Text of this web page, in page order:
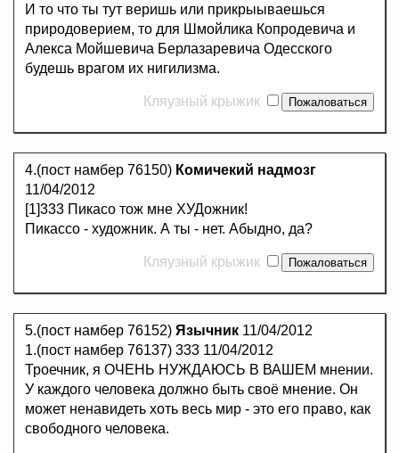
И то что ты тут веришь или прикрыываешься
природоверием, то для Шмойлика Копродевича и
Алекса Мойшевича Берлазаревича Одесского
будешь врагом их нигилизма.
Кляузный крыжик
4.(пост намбер 76150) Комичекий надмозг
11/04/2012
[1]333 Пикасо тож мне ХУДожник!
Пикассо - художник. А ты - нет. Абыдно, да?
Кляузный крыжик
5.(пост намбер 76152) Язычник 11/04/2012
1.(пост намбер 76137) 333 11/04/2012
Троечник, я ОЧЕНЬ НУЖДАЮСЬ В ВАШЕМ мнении.
У каждого человека должно быть своё мнение. Он
может ненавидеть хоть весь мир - это его право, как
свободного человека.